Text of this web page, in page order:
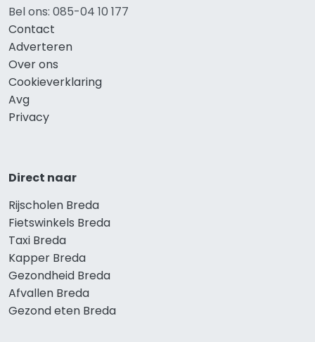
Bel ons: 085-04 10 177
Contact
Adverteren
Over ons
Cookieverklaring
Avg
Privacy
Direct naar
Rijscholen Breda
Fietswinkels Breda
Taxi Breda
Kapper Breda
Gezondheid Breda
Afvallen Breda
Gezond eten Breda